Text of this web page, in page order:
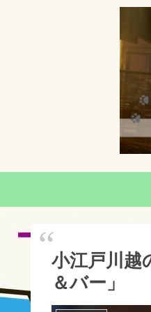
小江戸川越
＆バー」